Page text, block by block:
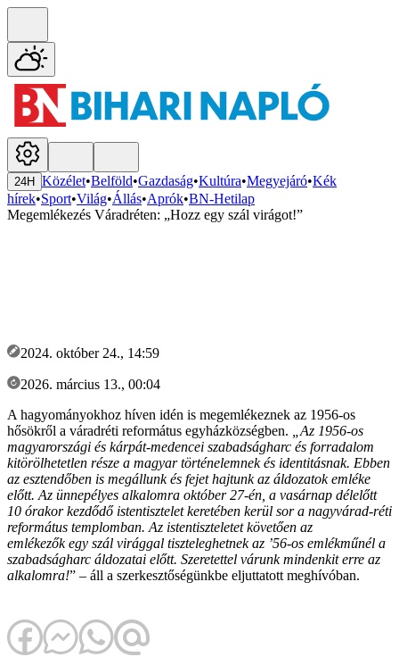
24H Közélet•Belföld•Gazdaság•Kultúra•Megyejáró•Kék
hírek•Sport•Világ•Állás•Aprók•BN-Hetilap
Megemlékezés Váradréten: „Hozz egy szál virágot!”
2024. október 24., 14:59
2026. március 13., 00:04
A hagyományokhoz híven idén is megemlékeznek az 1956-os
hősökről a váradréti református egyházközségben.
„Az 1956-os
magyarországi és kárpát-medencei szabadságharc és forradalom
kitörölhetetlen része a magyar történelemnek és identitásnak. Ebben
az esztendőben is megállunk és fejet hajtunk az áldozatok emléke
előtt. Az ünnepélyes alkalomra október 27-én, a vasárnap délelőtt
10 órakor kezdődő istentisztelet keretében kerül sor a nagyvárad-réti
református templomban. Az istentiszteletet követően az
emlékezők egy szál virággal tiszteleghetnek az ’56-os emlékműnél a
szabadságharc áldozatai előtt. Szeretettel várunk mindenkit erre az
alkalomra!” – áll a szerkesztőségünkbe eljuttatott meghívóban.